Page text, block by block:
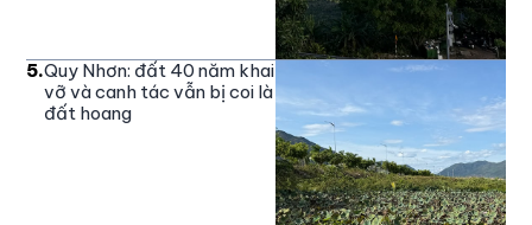
5.Quy Nhơn: đất 40 năm khai
vỡ và canh tác vẫn bị coi là
đất hoang